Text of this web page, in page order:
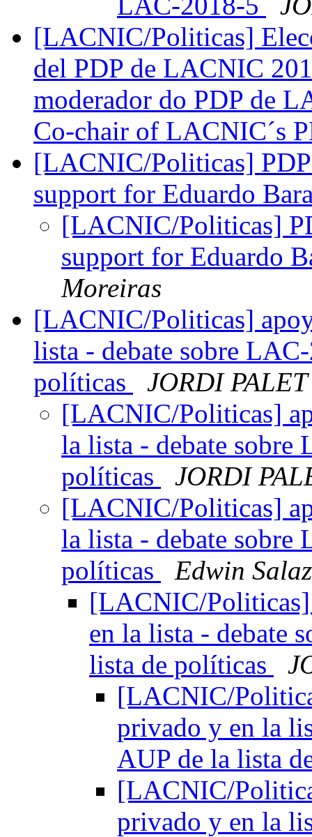
[LACNIC/Politicas]
del PDP de LACNIC
moderador do PDP de
Co-chair of LACNIC´s
[LACNIC/Politicas]
support for Eduardo
[LACNIC/Politicas]
support for Eduardo
Moreiras
[LACNIC/Politicas]
lista - debate sobre
políticas
JORDI
[LACNIC/Politicas]
la lista - debate sobre
políticas
JORDI
[LACNIC/Politicas]
la lista - debate sobre
políticas
Edwin
[LACNIC/Politicas]
en la lista - debate
lista de políticas
[LACNIC/
privado y en la
AUP de la lista
[LACNIC/
privado y en la